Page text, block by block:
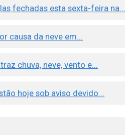
fechadas esta sexta-feira na...
causa da neve em...
chuva, neve, vento e...
hoje sob aviso devido...